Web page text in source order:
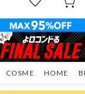
COSME HOME